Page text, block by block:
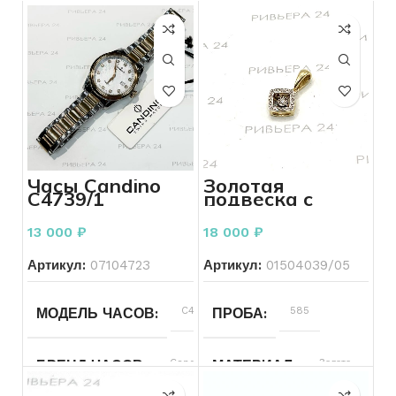
Часы Candino
C4739/1
13 000 ₽
Артикул: 07104723
МОДЕЛЬ ЧАСОВ C4739/1
БРЕНД ЧАСОВ Candino
Золотая
подвеска с
бриллиантами
585 пробы 1.43
грамма
18 000 ₽
Артикул: 01504039/05
ПРОБА 585
МАТЕРИАЛ Золото